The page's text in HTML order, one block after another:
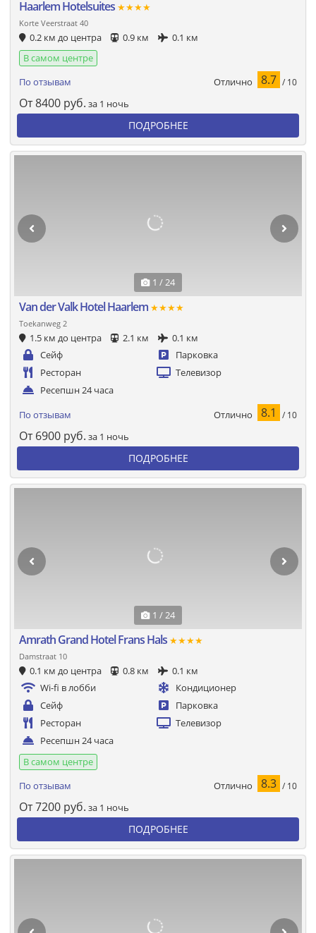
Haarlem Hotelsuites ★★★★
Korte Veerstraat 40
0.2 км до центра 0.9 км
0.1 км
В самом центре
По отзывам
Отлично 8.7 / 10
От8400 руб. за 1 ночь
ПОДРОБНЕЕ
1 / 24
Van der Valk Hotel Haarlem ★★★★
Toekanweg 2
1.5 км до центра 2.1 км
0.1 км
Сейф
Парковка
Ресторан
Телевизор
Ресепшн 24 часа
По отзывам Отлично 8.1 / 10
От 6900 руб. за 1 ночь
ПОДРОБНЕЕ
1 / 24
Amrath Grand Hotel Frans Hals ★★★★
Damstraat 10
0.1 км до центра 0.8 км
0.1 км
Wi-fi в лобби
Кондиционер
Сейф
Парковка
Ресторан
Телевизор
Ресепшн 24 часа
В самом центре
По отзывам
Отлично 8.3 / 10
От7200 руб. за 1 ночь
ПОДРОБНЕЕ